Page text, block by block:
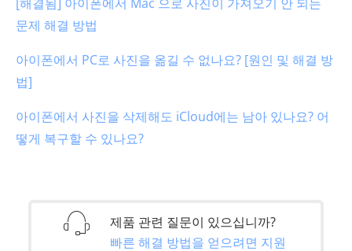
문제 해결 방법
아이폰에서 PC로 사진을 옮길 수 없나요? [원인 및 해결 방
법]
아이폰에서 사진을 삭제해도 iCloud에는 남아 있나요? 어
떻게 복구할 수 있나요?
제품 관련 질문이 있으십니까?
빠른 해결 방법을 얻으려면 지원